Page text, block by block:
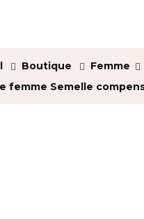
Boutique Femme
femme Semelle